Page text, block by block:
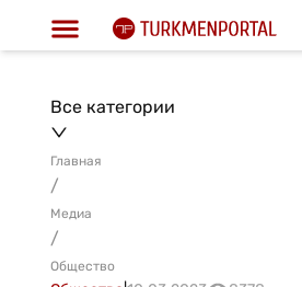
Все категории
Главная
/
Медиа
/
Общество